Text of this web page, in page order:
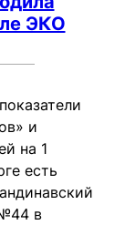
ЭКО
и
на 1
есть
в